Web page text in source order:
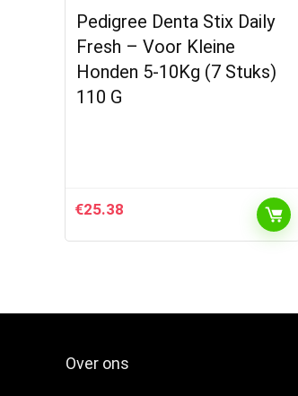
Pedigree Denta Stix Daily
Fresh – Voor Kleine
Honden 5-10Kg (7 Stuks)
110 G
€25.38
Over ons